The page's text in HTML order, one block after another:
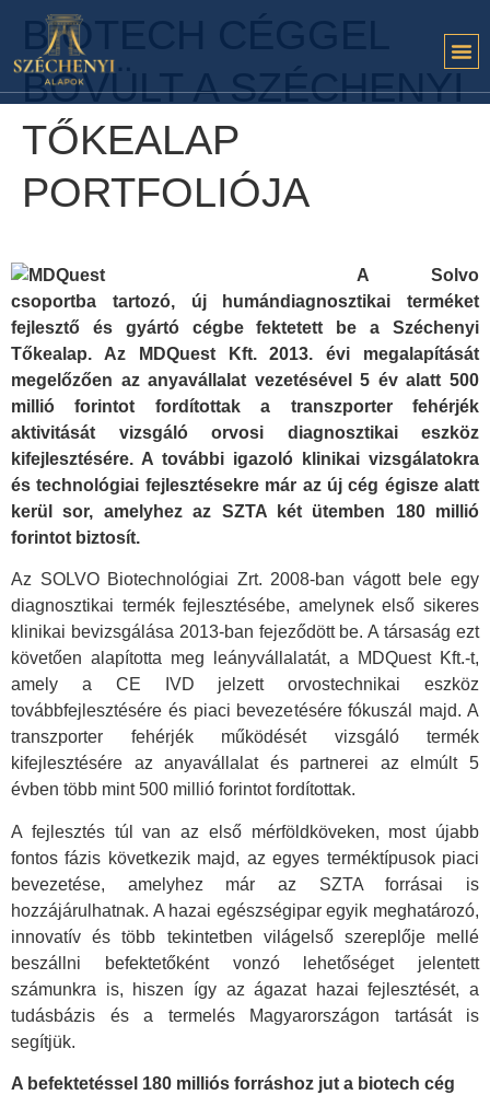
BIOTECH CÉGGEL
BŐVÜLT A SZÉCHENYI
TŐKEALAP
PORTFOLIÓJA
A Solvo
csoportba tartozó, új humándiagnosztikai terméket
fejlesztő és gyártó cégbe fektetett be a Széchenyi
Tőkealap. Az MDQuest Kft. 2013. évi megalapítását
megelőzően az anyavállalat vezetésével 5 év alatt 500
millió forintot fordítottak a transzporter fehérjék
aktivitását vizsgáló orvosi diagnosztikai eszköz
kifejlesztésére. A további igazoló klinikai vizsgálatokra
és technológiai fejlesztésekre már az új cég égisze alatt
kerül sor, amelyhez az SZTA két ütemben 180 millió
forintot biztosít.
Az SOLVO Biotechnológiai Zrt. 2008-ban vágott bele egy
diagnosztikai termék fejlesztésébe, amelynek első sikeres
klinikai bevizsgálása 2013-ban fejeződött be. A társaság ezt
követően alapította meg leányvállalatát, a MDQuest Kft.-t,
amely a CE IVD jelzett orvostechnikai eszköz
továbbfejlesztésére és piaci bevezetésére fókuszál majd. A
transzporter fehérjék működését vizsgáló termék
kifejlesztésére az anyavállalat és partnerei az elmúlt 5
évben több mint 500 millió forintot fordítottak.
A fejlesztés túl van az első mérföldköveken, most újabb
fontos fázis következik majd, az egyes terméktípusok piaci
bevezetése, amelyhez már az SZTA forrásai is
hozzájárulhatnak. A hazai egészségipar egyik meghatározó,
innovatív és több tekintetben világelső szereplője mellé
beszállni befektetőként vonzó lehetőséget jelentett
számunkra is, hiszen így az ágazat hazai fejlesztését, a
tudásbázis és a termelés Magyarországon tartását is
segítjük.
A befektetéssel 180 milliós forráshoz jut a biotech cég